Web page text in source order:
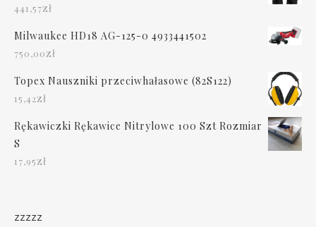
441,57zł
Milwaukee HD18 AG-125-0 4933441502
750,00zł
Topex Nauszniki przeciwhałasowe (82S122)
15,42zł
Rękawiczki Rękawice Nitrylowe 100 Szt Rozmiar
S
17,95zł
zzzzz